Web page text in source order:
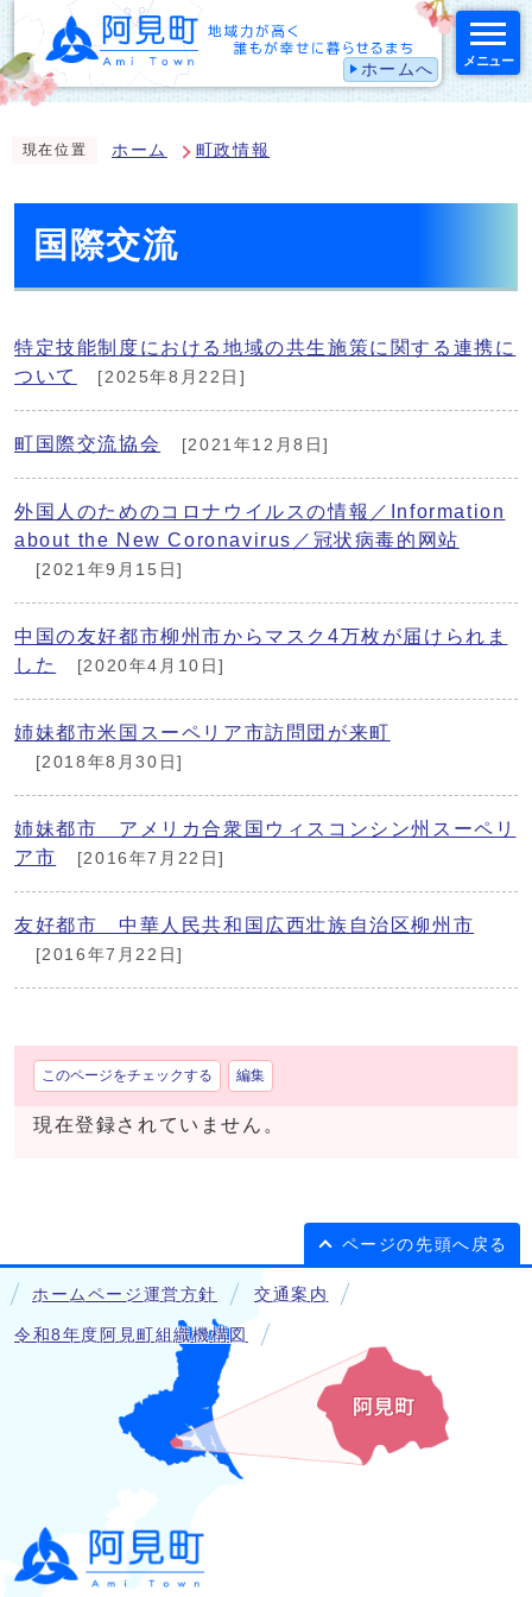
ホームへ メニュー
現在位置 ホーム 町政情報
国際交流
特定技能制度における地域の共生施策に関する連携に
ついて
[2025年8月22日]
町国際交流協会 [2021年12月8日]
外国人のためのコロナウイルスの情報／Information
about the New Coronavirus／冠状病毒的网站
[2021年9月15日]
中国の友好都市柳州市からマスク4万枚が届けられま
した
[2020年4月10日]
姉妹都市米国スーペリア市訪問団が来町
[2018年8月30日]
姉妹都市 アメリカ合衆国ウィスコンシン州スーペリ
ア市
[2016年7月22日]
友好都市 中華人民共和国広西壮族自治区柳州市
[2016年7月22日]
このページをチェックする 編集
現在登録されていません。
ページの先頭へ戻る
ホームページ運営方針 交通案内
令和8年度阿見町組織機構図